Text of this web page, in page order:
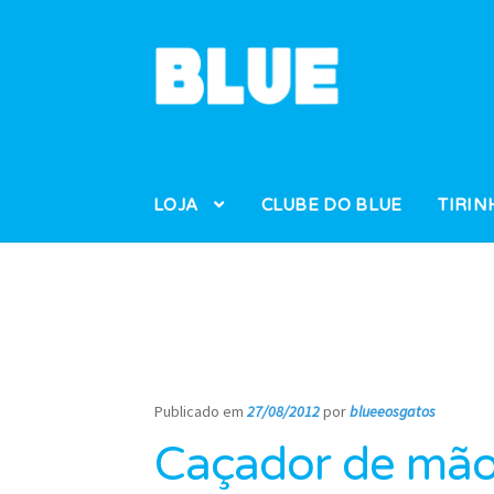
Pular
para
Pular
para
LOJA CLUBE DO BLUE
Publicado em27/08/2012porblueeosgatos
Caçador de